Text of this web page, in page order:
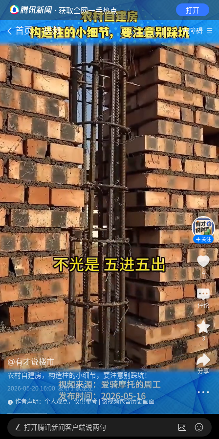
· 获取全网一手热点 打开
首页 视频 无障碍
@有才说楼市
农村自建房，构造柱的小细节，要注意别踩坑！
2026-05-20 16:00 发布于黑龙江
作者声明：个人观点，仅供参考 | 该视频包含历史画面
关注
4
评论
3
分享
打开腾讯新闻客户端说两句